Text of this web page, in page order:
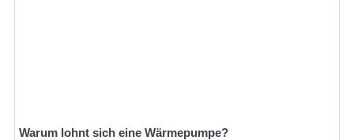
Warum lohnt sich eine Wärmepumpe?